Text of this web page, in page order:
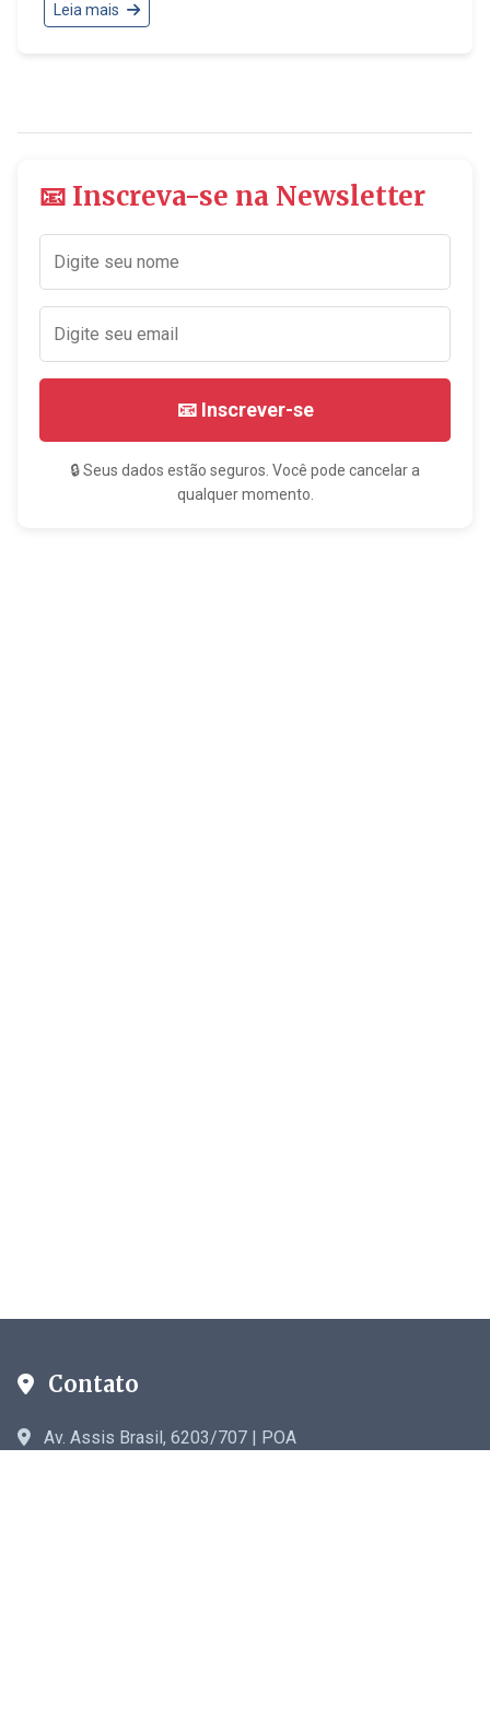
Leia mais
📧 Inscreva-se na Newsletter
📧 Inscrever-se
🔒 Seus dados estão seguros. Você pode cancelar a
qualquer momento.
Contato
Av. Assis Brasil, 6203/707 | POA